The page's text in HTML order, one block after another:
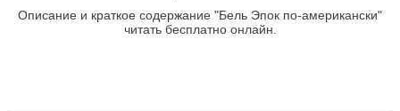
Описание и краткое содержание "Бель Эпок по-американски"
читать бесплатно онлайн.